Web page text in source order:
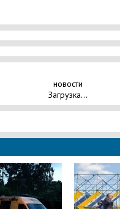
новости
Загрузка...